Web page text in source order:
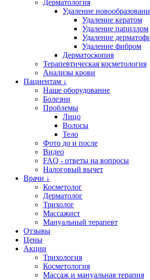
Дерматология
Удаление
Удаление кератом
Удаление папиллом
Удаление
Удаление фибром
Дерматоскопия
Терапевтическая косметология
Анализы крови
Пациентам ↓
Наше оборудование
Болезни
Проблемы
Лицо
Волосы
Тело
Фото до и после
Видео
FAQ - ответы на вопросы
Налоговый вычет
Врачи ↓
Косметолог
Дерматолог
Трихолог
Массажист
Мануальный терапевт
Отзывы
Цены
Акции
Трихология
Косметология
Массаж и мануальная терапия